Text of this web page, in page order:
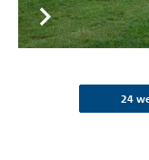
24